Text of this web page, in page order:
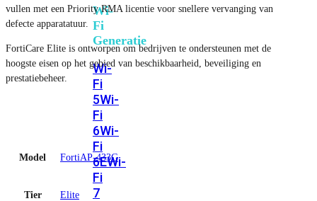
Wi-
Fi
Generatie
Wi-
Fi
5Wi-
Fi
6Wi-
Fi
6EWi-
Fi
7
vullen met een Priority RMA licentie voor snellere vervanging van
defecte apparatatuur.
FortiCare Elite is ontworpen om bedrijven te ondersteunen met de
hoogste eisen op het gebied van beschikbaarheid, beveiliging en
prestatiebeheer.
Model FortiAP-433G
Tier Elite